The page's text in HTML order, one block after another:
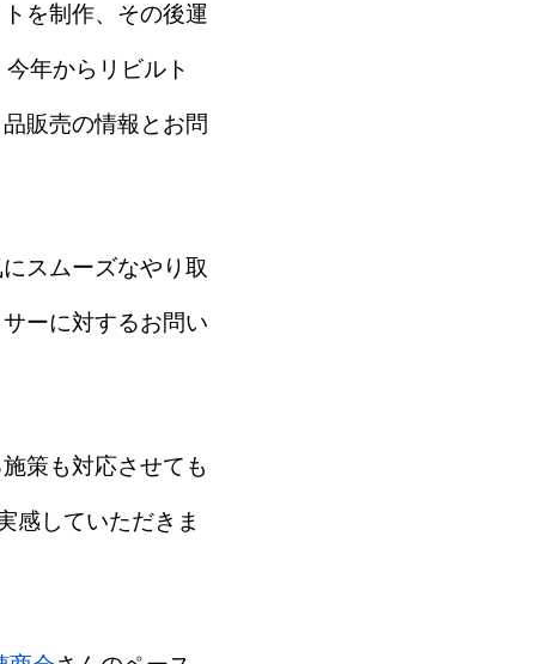
を制作、その後運
年からリビルト
販売の情報とお問
スムーズなやり取
ーに対するお問い
策も対応させても
感していただきま